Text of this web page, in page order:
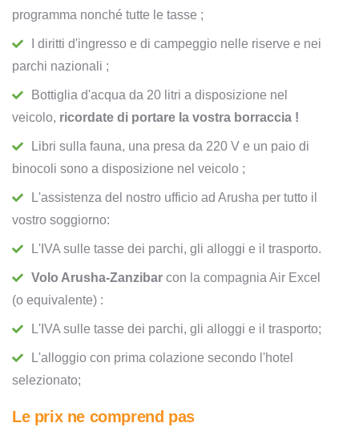
programma nonché tutte le tasse ;
I diritti d'ingresso e di campeggio nelle riserve e nei
parchi nazionali ;
Bottiglia d'acqua da 20 litri a disposizione nel
veicolo, ricordate di portare la vostra borraccia !
Libri sulla fauna, una presa da 220 V e un paio di
binocoli sono a disposizione nel veicolo ;
L'assistenza del nostro ufficio ad Arusha per tutto il
vostro soggiorno:
L'IVA sulle tasse dei parchi, gli alloggi e il trasporto.
Volo Arusha-Zanzibar con la compagnia Air Excel
(o equivalente) :
L'IVA sulle tasse dei parchi, gli alloggi e il trasporto;
L'alloggio con prima colazione secondo l'hotel
selezionato;
Le prix ne comprend pas